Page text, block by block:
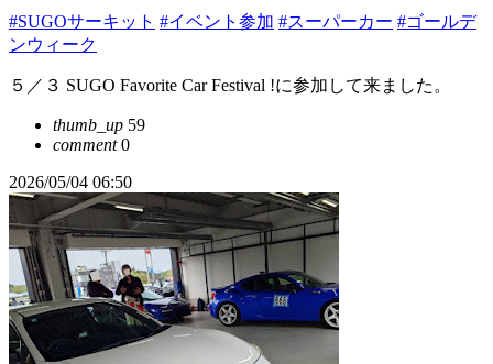
#SUGOサーキット #イベント参加 #スーパーカー #ゴールデ
ンウィーク
５／３ SUGO Favorite Car Festival !に参加して来ました。
thumb_up 59
comment0
2026/05/04 06:50